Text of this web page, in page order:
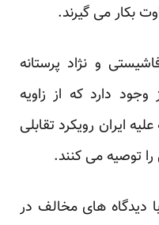
بکار می گیرند.
و نژاد پرستانه
دارد که از زاویه
ایران رویکرد تقابلی
توصیه می کنند.
دیدگاه های مخالف در